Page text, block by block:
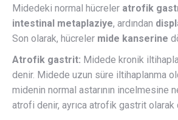
Midedeki normal hücreler atrofik
intestinal metaplaziye, ardından
Son olarak, hücreler mide kanserine
Atrofik gastrit: Midede kronik
denir. Midede uzun süre iltihaplanma
midenin normal astarının incelmesine
atrofi denir, ayrıca atrofik gastrit olarak